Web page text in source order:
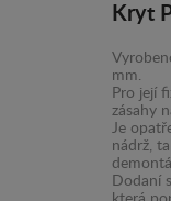
Kryt
mm.
Pro její
zásahy
Je
nádrž,
Dodaní